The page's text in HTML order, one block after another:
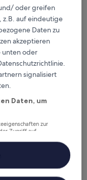
von
einen Blick
km von Vorupør
10 — Gut.
12.2 km von Vorupør
10 — Gut.
nahe
oder greifen
z.B. auf eindeutige
Daten zu
akzeptieren
unten oder
signalisiert
Daten, um
zur
Zugriff auf
von Inhalten,
von